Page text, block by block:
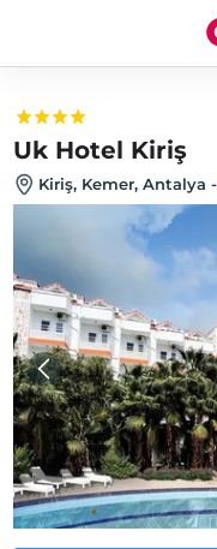
Uk Hotel Kiriş
Kiriş, Kemer, Antalya -